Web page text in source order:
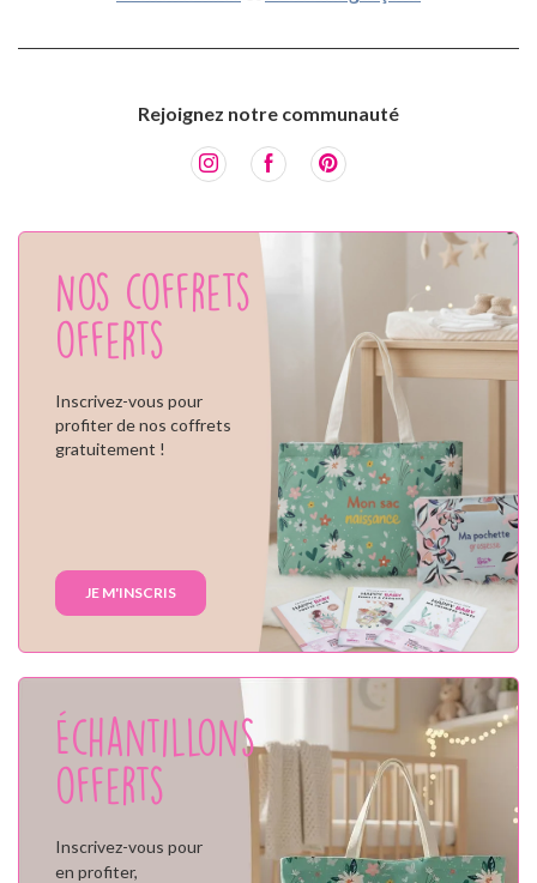
Rejoignez notre communauté
Nos coffrets
offerts
Inscrivez-vous pour
profiter de nos coffrets
gratuitement !
JE M'INSCRIS
Échantillons
offerts
Inscrivez-vous pour
en profiter,